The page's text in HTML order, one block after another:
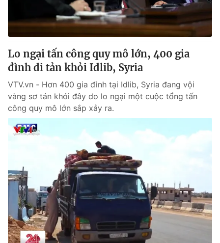
Tư vấn
Lịch phát sóng
Chuyên mục khác
Emagazine Podcast
Photo Infographic
VTV Money VTV Thể thao
VTV Sức khoẻ Bất động sản
Thị trường 24h Tấm lòng Việt
Lo ngại tấn công quy mô lớn, 400 gia
đình di tản khỏi Idlib, Syria
VTV.vn - Hơn 400 gia đình tại Idlib, Syria đang vội
vàng sơ tán khỏi đây do lo ngại một cuộc tổng tấn
công quy mô lớn sắp xảy ra.